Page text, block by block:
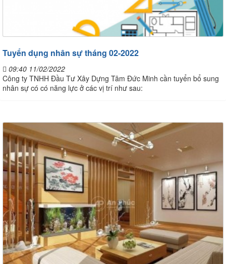
Tuyển dụng nhân sự tháng 02-2022
09:40 11/02/2022
Công ty TNHH Đầu Tư Xây Dựng Tâm Đức Minh cần tuyển bổ sung
nhân sự có có năng lực ở các vị trí như sau: